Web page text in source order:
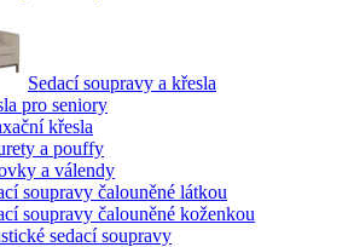
Sedací soupravy a křesla
pro seniory
křesla
a pouffy
a válendy
soupravy čalouněné látkou
soupravy čalouněné koženkou
sedací soupravy